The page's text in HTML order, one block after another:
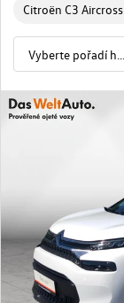
Citroën C3